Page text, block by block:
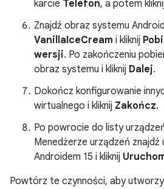
karcie Telefon, a potem kliknij
Znajdź obraz systemu
VanillaIceCream i kliknij
wersji. Po zakończeniu
obraz systemu i kliknij Dalej.
Dokończ konfigurowanie
wirtualnego i kliknij Zakończ.
Po powrocie do listy
Menedżerze urządzeń znajdź
Androidem 15 i kliknij
Powtórz te czynności, aby